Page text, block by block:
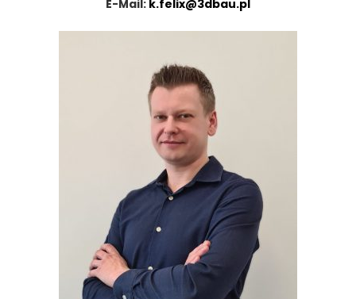
E-Mail: k.felix@3dbau.pl